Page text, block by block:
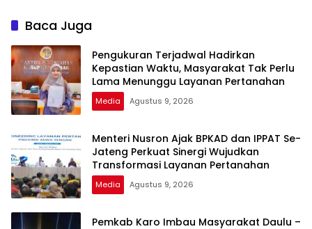
Kembali Diakui
Baca Juga
Pengukuran Terjadwal Hadirkan
Kepastian Waktu, Masyarakat Tak Perlu
Lama Menunggu Layanan Pertanahan
Media Agustus 9, 2026
Menteri Nusron Ajak BPKAD dan IPPAT Se-
Jateng Perkuat Sinergi Wujudkan
Transformasi Layanan Pertanahan
Media Agustus 9, 2026
Pemkab Karo Imbau Masyarakat Daulu –